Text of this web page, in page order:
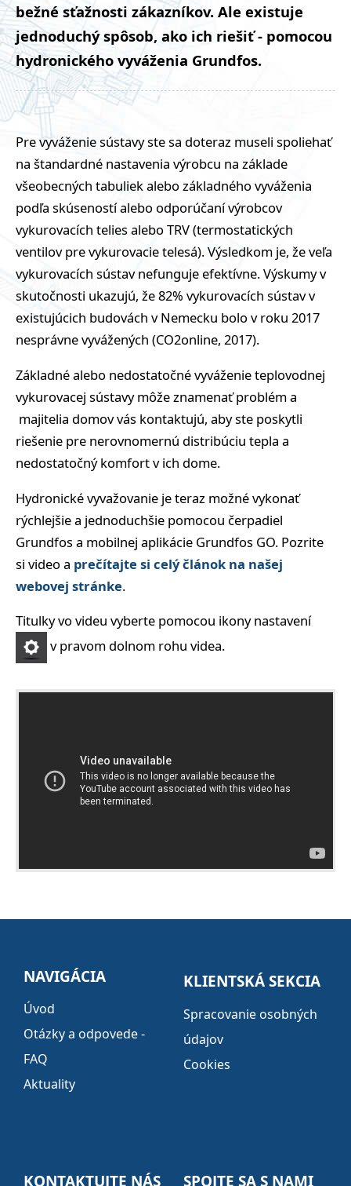
bežné sťažnosti zákazníkov. Ale existuje
jednoduchý spôsob, ako ich riešiť - pomocou
hydronického vyváženia Grundfos.
Pre vyváženie sústavy ste sa doteraz museli spoliehať
na štandardné nastavenia výrobcu na základe
všeobecných tabuliek alebo základného vyváženia
podľa skúseností alebo odporúčaní výrobcov
vykurovacích telies alebo TRV (termostatických
ventilov pre vykurovacie telesá). Výsledkom je, že veľa
vykurovacích sústav nefunguje efektívne. Výskumy v
skutočnosti ukazujú, že 82% vykurovacích sústav v
existujúcich budovách v Nemecku bolo v roku 2017
nesprávne vyvážených (CO2online, 2017).
Základné alebo nedostatočné vyváženie teplovodnej
vykurovacej sústavy môže znamenať problém a
majitelia domov vás kontaktujú, aby ste poskytli
riešenie pre nerovnomernú distribúciu tepla a
nedostatočný komfort v ich dome.
Hydronické vyvažovanie je teraz možné vykonať
rýchlejšie a jednoduchšie pomocou čerpadiel
Grundfos a mobilnej aplikácie Grundfos GO. Pozrite
si video a prečítajte si celý článok na našej
webovej stránke.
Titulky vo videu vyberte pomocou ikony nastavení
v pravom dolnom rohu videa.
NAVIGÁCIA
Úvod
Otázky a odpovede -
FAQ
Aktuality
KLIENTSKÁ SEKCIA
Spracovanie osobných
údajov
Cookies
KONTAKTUJTE NÁS SPOJTE SA S NAMI